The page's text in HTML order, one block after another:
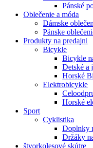
Pánské
Oblečenie a móda
Dámske
Pánske
Produkty na predajni
Bicykle
Bicykle
Detské a
Horské
Elektrobicykle
Horské
Sport
Cyklistika
Doplnky
Držáky
štvorkolesové skútre